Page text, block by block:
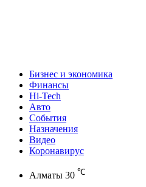
Бизнес и экономика
Финансы
Hi-Tech
Авто
События
Назначения
Видео
Коронавирус
Алматы 30 ℃